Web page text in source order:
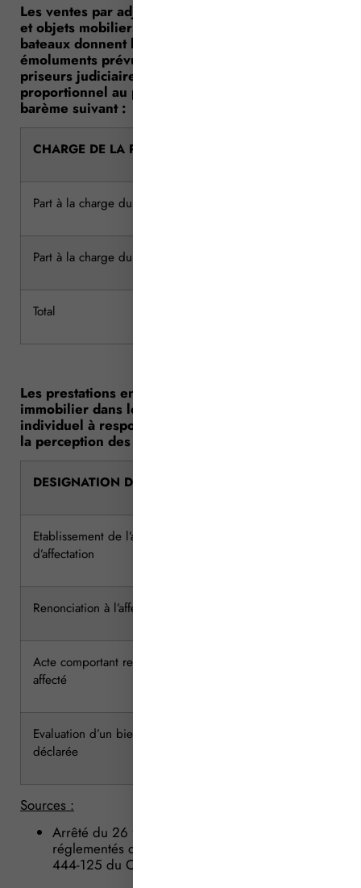
Les ventes par adjudication judiciaire de meubles
et objets mobiliers, d’arbres en détail et de
bateaux donnent lieu à la perception des
émoluments prévus pour les commissaires-
priseurs judiciaires, à savoir un émolument
proportionnel au produit de chaque lot, selon le
barème suivant :
CHARGE DE LA PRESTATION
Part à la charge du vendeur
Part à la charge du vendeur
Total
Les prestations en matière d’affectation d’un bien
immobilier dans le patrimoine de l’entrepreneur
individuel à responsabilité limitée donnent lieu à
la perception des émoluments suivants :
DESIGNATION DE LA PRESTATION
Etablissement de l’acte et dépôt de la déclaration
d’affectation
Renonciation à l’affectation
Acte comportant reprise, cession ou apport du bien
affecté
Evaluation d’un bien immobilier dont la valeur doit être
déclarée
Sources :
Arrêté du 26 février 2016 fixant les tarifs
réglementés des notaires (Articles A 444-117 à A
444-125 du Code de commerce)